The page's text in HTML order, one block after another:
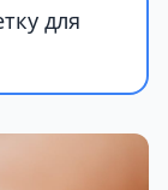
для